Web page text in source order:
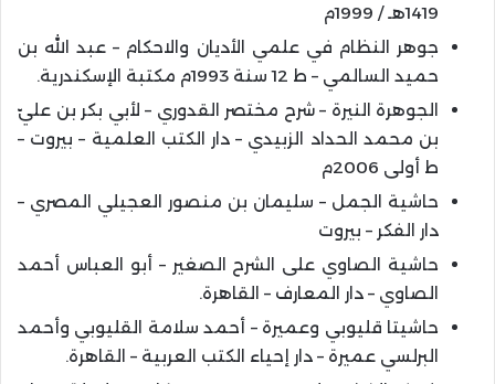
1419هـ / 1999م
جوهر النظام في علمي الأديان والاحكام – عبد الله بن
حميد السالمي – ط 12 سنة 1993م مكتبة الإسكندرية.
الجوهرة النيرة – شرح مختصر القدوري – لأبي بكر بن عليّ
بن محمد الحداد الزبيدي – دار الكتب العلمية – بيروت –
ط أولى 2006م
حاشية الجمل – سليمان بن منصور العجيلي المصري –
دار الفكر – بيروت
حاشية الصاوي على الشرح الصغير – أبو العباس أحمد
الصاوي – دار المعارف – القاهرة.
حاشيتا قليوبي وعميرة – أحمد سلامة القليوبي وأحمد
البرلسي عميرة – دار إحياء الكتب العربية – القاهرة.